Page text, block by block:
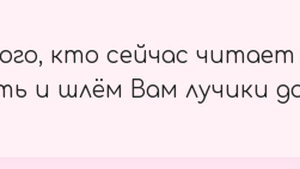
кто сейчас
и шлём Вам лучики